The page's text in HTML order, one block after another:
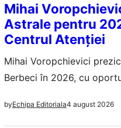
Mihai
Astrale pentru
Centrul Atenției
Mihai Voropchievici
Berbeci în 2026, cu
în aceste transformări.
byEchipa Editoriala4 august 2026